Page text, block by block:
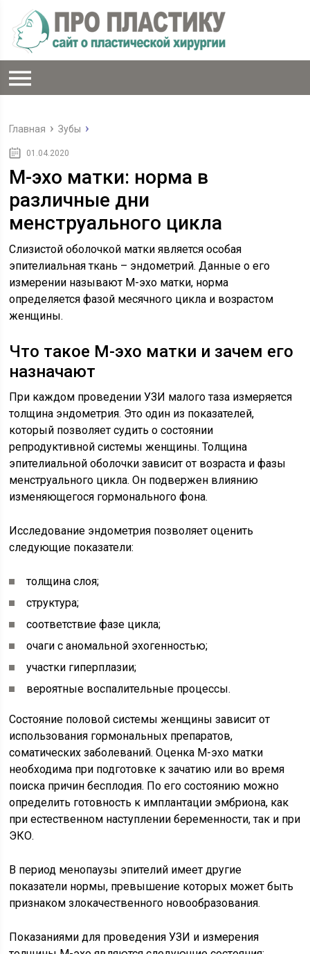
Главная Зубы
01.04.2020
М-эхо матки: норма в
различные дни
менструального цикла
Слизистой оболочкой матки является особая
эпителиальная ткань – эндометрий. Данные о его
измерении называют М-эхо матки, норма
определяется фазой месячного цикла и возрастом
женщины.
Что такое М-эхо матки и зачем его
назначают
При каждом проведении УЗИ малого таза измеряется
толщина эндометрия. Это один из показателей,
который позволяет судить о состоянии
репродуктивной системы женщины. Толщина
эпителиальной оболочки зависит от возраста и фазы
менструального цикла. Он подвержен влиянию
изменяющегося гормонального фона.
Исследование эндометрия позволяет оценить
следующие показатели:
толщина слоя;
структура;
соответствие фазе цикла;
очаги с аномальной эхогенностью;
участки гиперплазии;
вероятные воспалительные процессы.
Состояние половой системы женщины зависит от
использования гормональных препаратов,
соматических заболеваний. Оценка М-эхо матки
необходима при подготовке к зачатию или во время
поиска причин бесплодия. По его состоянию можно
определить готовность к имплантации эмбриона, как
при естественном наступлении беременности, так и при
ЭКО.
В период менопаузы эпителий имеет другие
показатели нормы, превышение которых может быть
признаком злокачественного новообразования.
Показаниями для проведения УЗИ и измерения